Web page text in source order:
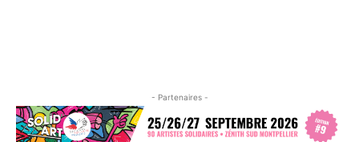
- Partenaires -